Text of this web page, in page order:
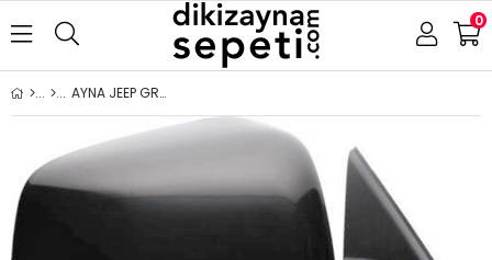
0
AYNA JEEP GRAND CHEROKEE 2011-2014 ELEKTRİKLİ ISITMALI SAĞ